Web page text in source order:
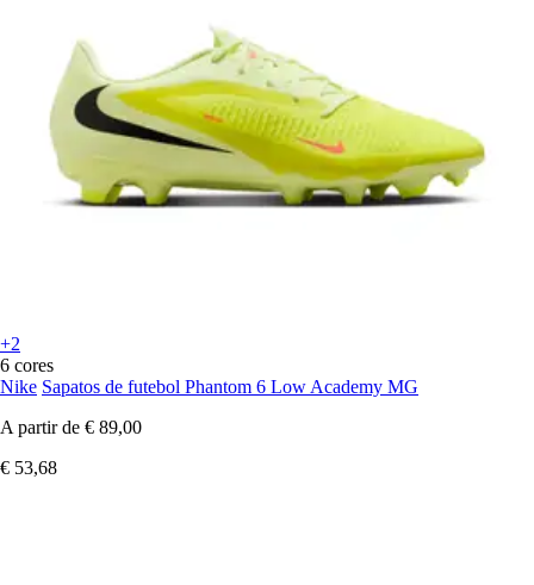
+2
6 cores
Nike Sapatos de futebol Phantom 6 Low Academy MG
A partir de € 89,00
€ 53,68